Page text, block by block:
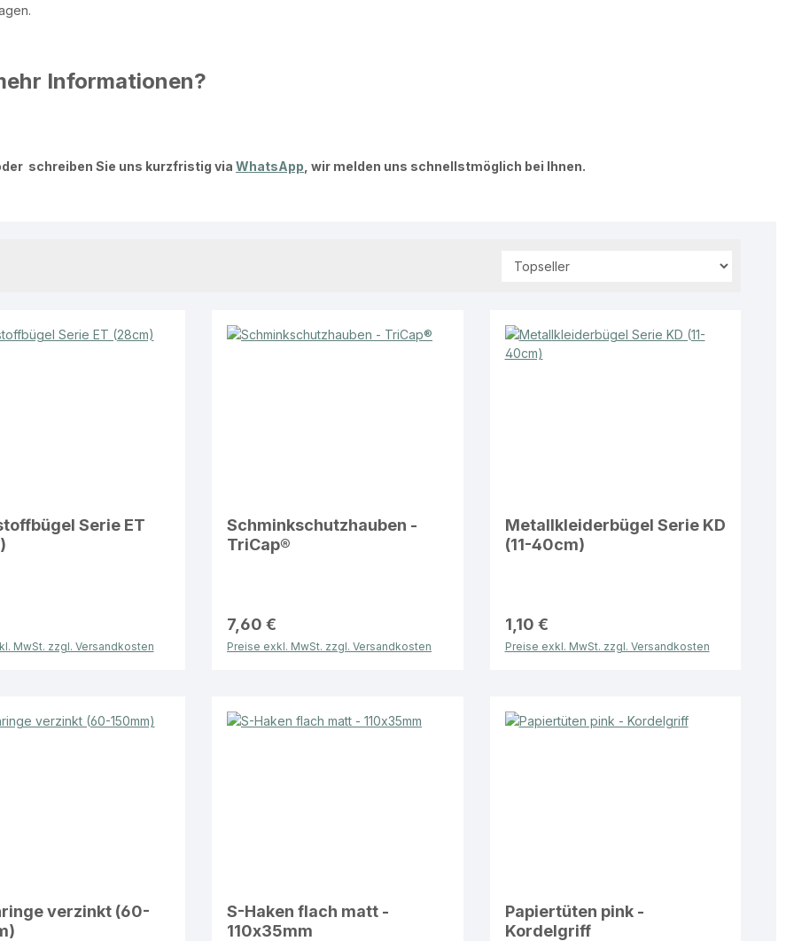
Informationen?
schreiben Sie uns kurzfristig via WhatsApp , wir melden uns schnellstmöglich bei Ihnen.
Serie ET
MwSt. zzgl. Versandkosten
Schminkschutzhauben -
TriCap®
7,60 €
Preise exkl. MwSt. zzgl. Versandkosten
Metallkleiderbügel Serie KD
(11-40cm)
1,10 €
Preise exkl. MwSt. zzgl. Versandkosten
verzinkt (60-
S-Haken flach matt -
110x35mm
Papiertüten pink -
Kordelgriff